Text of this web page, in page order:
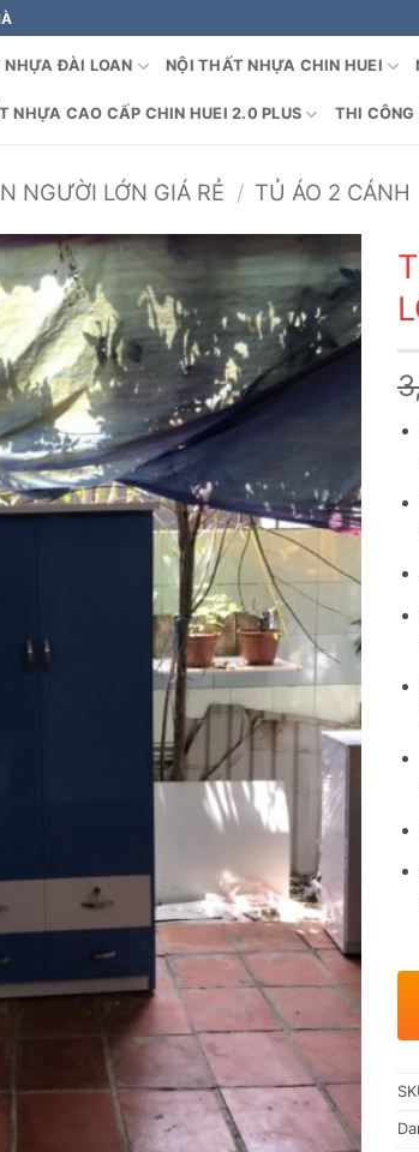
NHỰA ĐÀI LOAN NỘI THẤT NHỰA CHIN HUEI
NHỰA CAO CẤP CHIN HUEI 2.0 PLUS THI
NGƯỜI LỚN GIÁ RẺ / TỦ ÁO 2 CÁNH